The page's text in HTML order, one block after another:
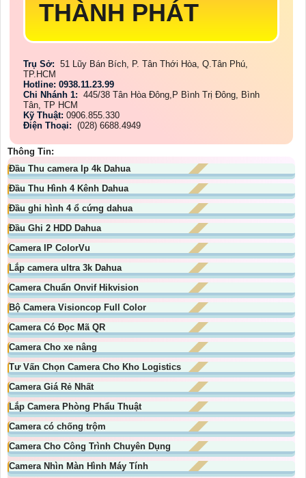
THÀNH PHÁT
Trụ Sở: 51 Lũy Bán Bích, P. Tân Thới Hòa, Q.Tân Phú,
TP.HCM
Hotline: 0938.11.23.99
Chi Nhánh 1: 445/38 Tân Hòa Đông,P Bình Trị Đông, Bình
Tân, TP HCM
Kỹ Thuật: 0906.855.330
Điện Thoại: (028) 6688.4949
Thông Tin:
Đầu Thu camera Ip 4k Dahua
Đầu Thu Hình 4 Kênh Dahua
Đầu ghi hình 4 ổ cứng dahua
Đầu Ghi 2 HDD Dahua
Camera IP ColorVu
Lắp camera ultra 3k Dahua
Camera Chuẩn Onvif Hikvision
Bộ Camera Visioncop Full Color
Camera Có Đọc Mã QR
Camera Cho xe nâng
Tư Vấn Chọn Camera Cho Kho Logistics
Camera Giá Rẻ Nhất
Lắp Camera Phòng Phẩu Thuật
Camera có chống trộm
Camera Cho Công Trình Chuyên Dụng
Camera Nhìn Màn Hình Máy Tính